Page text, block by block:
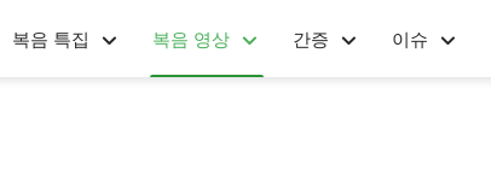
복음 특집 복음 영상 간증 이슈